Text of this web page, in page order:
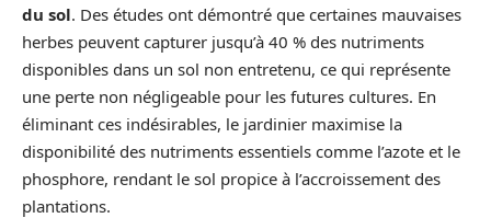
du sol. Des études ont démontré que certaines mauvaises
herbes peuvent capturer jusqu’à 40 % des nutriments
disponibles dans un sol non entretenu, ce qui représente
une perte non négligeable pour les futures cultures. En
éliminant ces indésirables, le jardinier maximise la
disponibilité des nutriments essentiels comme l’azote et le
phosphore, rendant le sol propice à l’accroissement des
plantations.